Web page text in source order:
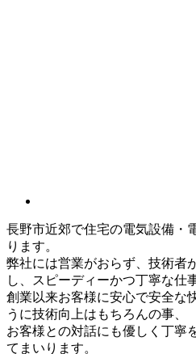
長野市近郊で住宅の電気設備・
ります。
弊社には営業がおらず、技術者
し、スピーディーかつ丁寧な仕
創業以来お客様に安心で安全な
うに技術向上はもちろんの事、
お客様との対話にも優しく丁寧
てまいります。